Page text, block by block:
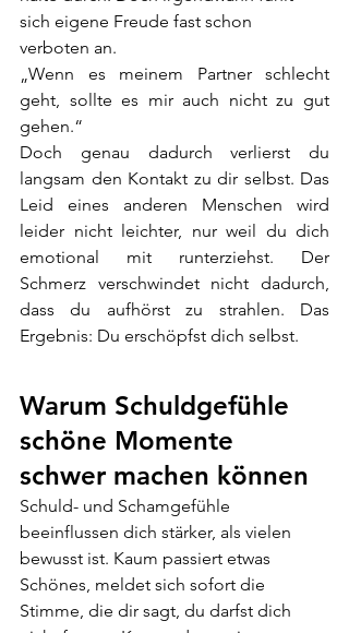
sich eigene Freude fast schon
verboten an.
„Wenn es meinem Partner schlecht
geht, sollte es mir auch nicht zu gut
gehen.“
Doch genau dadurch verlierst du
langsam den Kontakt zu dir selbst. Das
Leid eines anderen Menschen wird
leider nicht leichter, nur weil du dich
emotional mit runterziehst. Der
Schmerz verschwindet nicht dadurch,
dass du aufhörst zu strahlen. Das
Ergebnis: Du erschöpfst dich selbst.
Warum Schuldgefühle
schöne Momente
schwer machen können
Schuld- und Schamgefühle
beeinflussen dich stärker, als vielen
bewusst ist. Kaum passiert etwas
Schönes, meldet sich sofort die
Stimme, die dir sagt, du darfst dich